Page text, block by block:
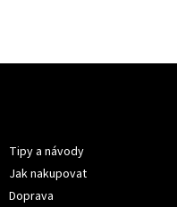
Tipy a návody
Jak nakupovat
Doprava